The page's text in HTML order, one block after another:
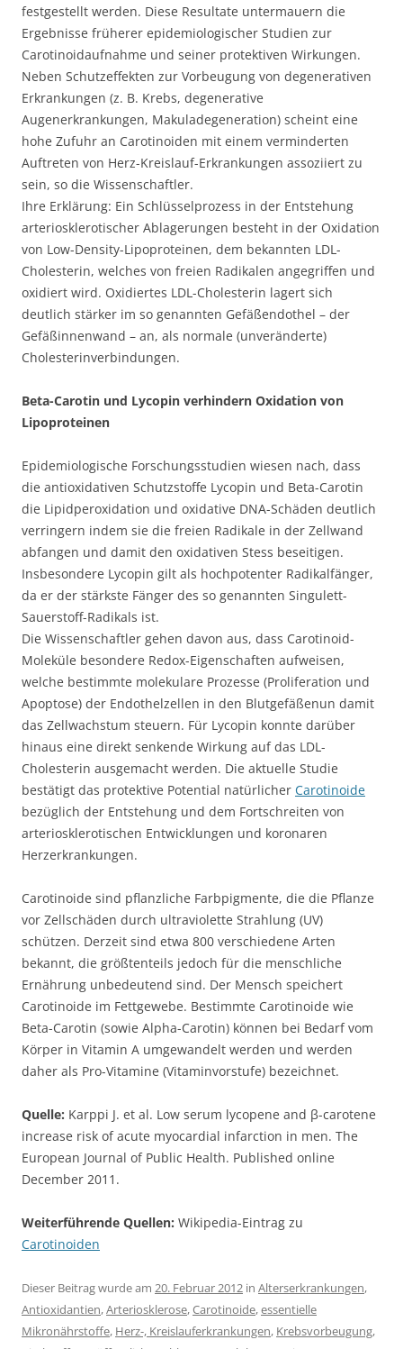
festgestellt werden. Diese Resultate untermauern die
Ergebnisse früherer epidemiologischer Studien zur
Carotinoidaufnahme und seiner protektiven Wirkungen.
Neben Schutzeffekten zur Vorbeugung von degenerativen
Erkrankungen (z. B. Krebs, degenerative
Augenerkrankungen, Makuladegeneration) scheint eine
hohe Zufuhr an Carotinoiden mit einem verminderten
Auftreten von Herz-Kreislauf-Erkrankungen assoziiert zu
sein, so die Wissenschaftler.
Ihre Erklärung: Ein Schlüsselprozess in der Entstehung
arteriosklerotischer Ablagerungen besteht in der Oxidation
von Low-Density-Lipoproteinen, dem bekannten LDL-
Cholesterin, welches von freien Radikalen angegriffen und
oxidiert wird. Oxidiertes LDL-Cholesterin lagert sich
deutlich stärker im so genannten Gefäßendothel – der
Gefäßinnenwand – an, als normale (unveränderte)
Cholesterinverbindungen.
Beta-Carotin und Lycopin verhindern Oxidation von
Lipoproteinen
Epidemiologische Forschungsstudien wiesen nach, dass
die antioxidativen Schutzstoffe Lycopin und Beta-Carotin
die Lipidperoxidation und oxidative DNA-Schäden deutlich
verringern indem sie die freien Radikale in der Zellwand
abfangen und damit den oxidativen Stess beseitigen.
Insbesondere Lycopin gilt als hochpotenter Radikalfänger,
da er der stärkste Fänger des so genannten Singulett-
Sauerstoff-Radikals ist.
Die Wissenschaftler gehen davon aus, dass Carotinoid-
Moleküle besondere Redox-Eigenschaften aufweisen,
welche bestimmte molekulare Prozesse (Proliferation und
Apoptose) der Endothelzellen in den Blutgefäßenun damit
das Zellwachstum steuern. Für Lycopin konnte darüber
hinaus eine direkt senkende Wirkung auf das LDL-
Cholesterin ausgemacht werden. Die aktuelle Studie
bestätigt das protektive Potential natürlicher Carotinoide
bezüglich der Entstehung und dem Fortschreiten von
arteriosklerotischen Entwicklungen und koronaren
Herzerkrankungen.
Carotinoide sind pflanzliche Farbpigmente, die die Pflanze
vor Zellschäden durch ultraviolette Strahlung (UV)
schützen. Derzeit sind etwa 800 verschiedene Arten
bekannt, die größtenteils jedoch für die menschliche
Ernährung unbedeutend sind. Der Mensch speichert
Carotinoide im Fettgewebe. Bestimmte Carotinoide wie
Beta-Carotin (sowie Alpha-Carotin) können bei Bedarf vom
Körper in Vitamin A umgewandelt werden und werden
daher als Pro-Vitamine (Vitaminvorstufe) bezeichnet.
Quelle: Karppi J. et al. Low serum lycopene and β-carotene
increase risk of acute myocardial infarction in men. The
European Journal of Public Health. Published online
December 2011.
Weiterführende Quellen: Wikipedia-Eintrag zu
Carotinoiden
Dieser Beitrag wurde am 20. Februar 2012 in Alterserkrankungen,
Antioxidantien,Arteriosklerose,Carotinoide,essentielle
Mikronährstoffe, Herz-, Kreislauferkrankungen, Krebsvorbeugung,